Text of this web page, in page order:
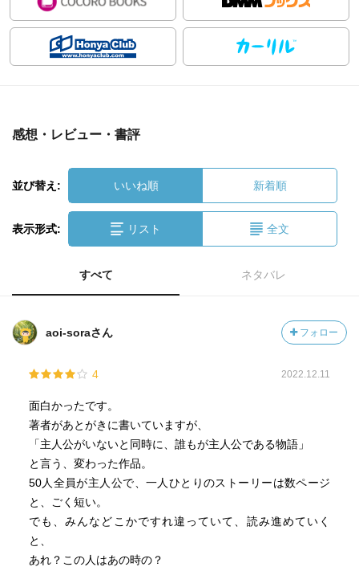
感想・レビュー・書評
並び替え: いいね順 新着順
表示形式: リスト 全文
すべて ネタバレ
aoi-soraさん フォロー
4 2022.12.11
面白かったです。
著者があとがきに書いていますが、
「主人公がいないと同時に、誰もが主人公である物語」
と言う、変わった作品。
50人全員が主人公で、一人ひとりのストーリーは数ページ
と、ごく短い。
でも、みんなどこかですれ違っていて、読み進めていく
と、
あれ？この人はあの時の？